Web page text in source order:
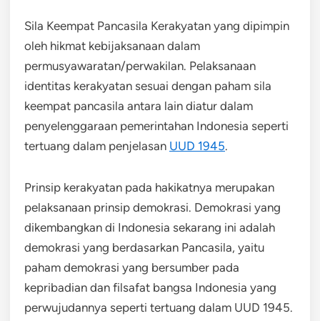
Sila Keempat Pancasila Kerakyatan yang dipimpin
oleh hikmat kebijaksanaan dalam
permusyawaratan/perwakilan. Pelaksanaan
identitas kerakyatan sesuai dengan paham sila
keempat pancasila antara lain diatur dalam
penyelenggaraan pemerintahan Indonesia seperti
tertuang dalam penjelasan UUD 1945.
Prinsip kerakyatan pada hakikatnya merupakan
pelaksanaan prinsip demokrasi. Demokrasi yang
dikembangkan di Indonesia sekarang ini adalah
demokrasi yang berdasarkan Pancasila, yaitu
paham demokrasi yang bersumber pada
kepribadian dan filsafat bangsa Indonesia yang
perwujudannya seperti tertuang dalam UUD 1945.